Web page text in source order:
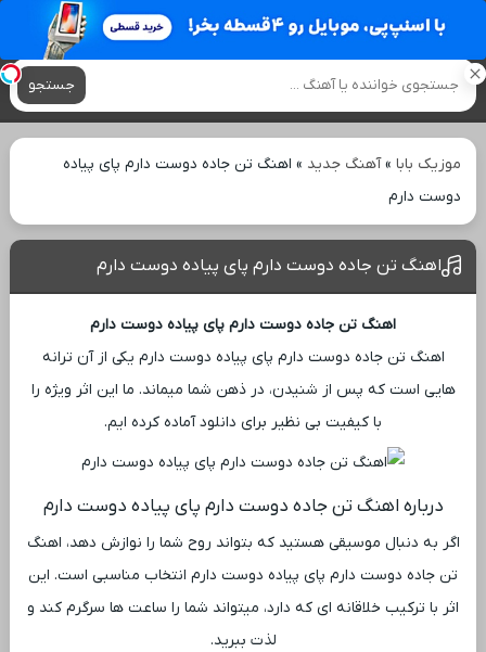
آهنگ های جدید
جستجو
موزیک بابا»آهنگ جدید » اهنگ تن جاده دوست دارم پای پیاده
دوست دارم
اهنگ تن جاده دوست دارم پای پیاده دوست دارم
اهنگ تن جاده دوست دارم پای پیاده دوست دارم
اهنگ تن جاده دوست دارم پای پیاده دوست دارم یکی از آن ترانه
‌هایی است که پس از شنیدن، در ذهن شما میماند. ما این اثر ویژه را
با کیفیت بی ‌نظیر برای دانلود آماده کرده ‌ایم.
درباره اهنگ تن جاده دوست دارم پای پیاده دوست دارم
اگر به دنبال موسیقی هستید که بتواند روح شما را نوازش دهد، اهنگ
تن جاده دوست دارم پای پیاده دوست دارم انتخاب مناسبی است. این
اثر با ترکیب خلاقانه ‌ای که دارد، میتواند شما را ساعت ‌ها سرگرم کند و
لذت ببرید.